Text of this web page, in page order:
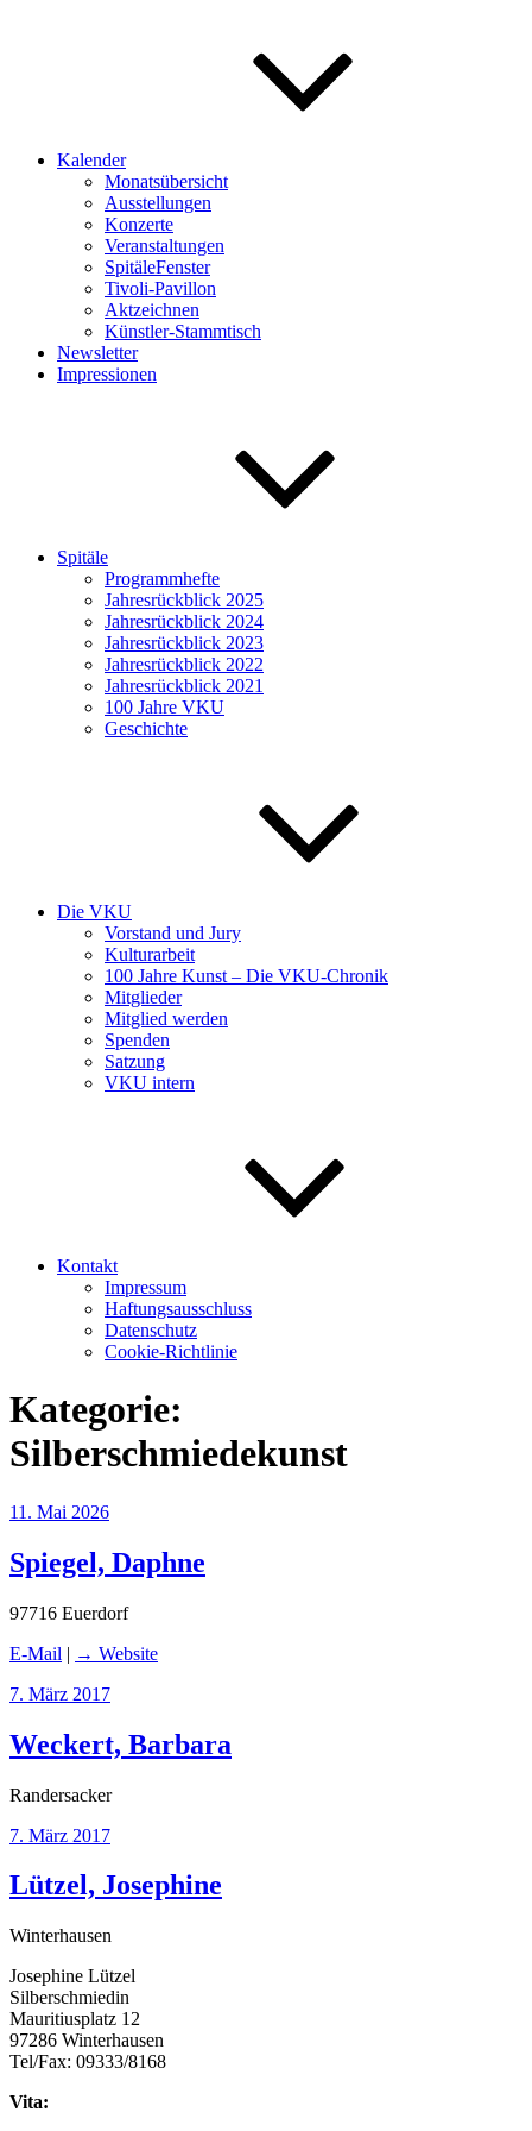
Kalender
Monatsübersicht
Ausstellungen
Konzerte
Veranstaltungen
SpitäleFenster
Tivoli-Pavillon
Aktzeichnen
Künstler-Stammtisch
Newsletter
Impressionen
Spitäle
Programmhefte
Jahresrückblick 2025
Jahresrückblick 2024
Jahresrückblick 2023
Jahresrückblick 2022
Jahresrückblick 2021
100 Jahre VKU
Geschichte
Die VKU
Vorstand und Jury
Kulturarbeit
100 Jahre Kunst – Die VKU-Chronik
Mitglieder
Mitglied werden
Spenden
Satzung
VKU intern
Kontakt
Impressum
Haftungsausschluss
Datenschutz
Cookie-Richtlinie
Kategorie:
Silberschmiedekunst
Veröffentlicht
11. Mai 2026
Spiegel, Daphne
97716 Euerdorf
E-Mail | → Website
Veröffentlicht
7. März 2017
Weckert, Barbara
Randersacker
Veröffentlicht
7. März 2017
Lützel, Josephine
Winterhausen
Josephine Lützel
Silberschmiedin
Mauritiusplatz 12
97286 Winterhausen
Tel/Fax: 09333/8168
Vita: